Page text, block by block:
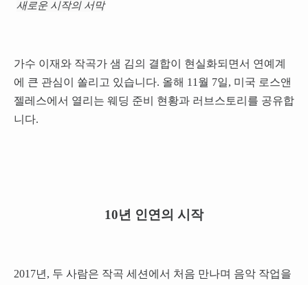
새로운 시작의 서막
가수 이재와 작곡가 샘 김의 결합이 현실화되면서 연예계
에 큰 관심이 쏠리고 있습니다. 올해 11월 7일, 미국 로스앤
젤레스에서 열리는 웨딩 준비 현황과 러브스토리를 공유합
니다.
10년 인연의 시작
2017년, 두 사람은 작곡 세션에서 처음 만나며 음악 작업을